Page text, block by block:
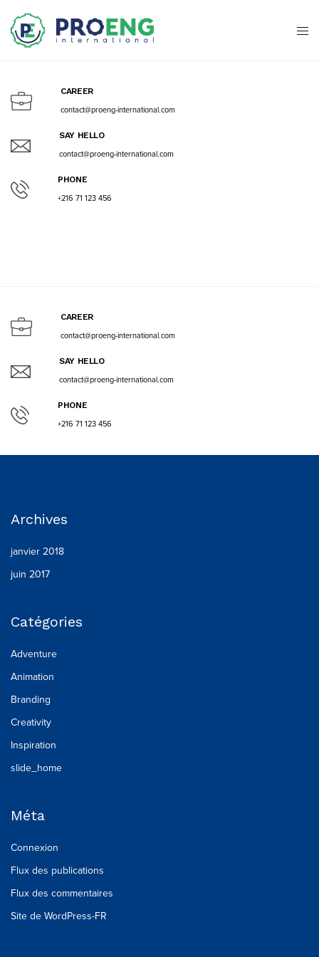
CAREER
contact@proeng-international.com
SAY HELLO
contact@proeng-international.com
PHONE
+216 71 123 456
CAREER
contact@proeng-international.com
SAY HELLO
contact@proeng-international.com
PHONE
+216 71 123 456
Archives
janvier 2018
juin 2017
Catégories
Adventure
Animation
Branding
Creativity
Inspiration
slide_home
Méta
Connexion
Flux des publications
Flux des commentaires
Site de WordPress-FR